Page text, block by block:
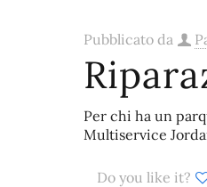
Pubblicato da
Per chi ha un
Multiservice
Do you like it?